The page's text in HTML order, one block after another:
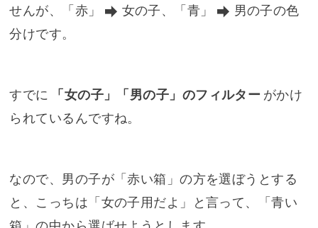
せんが、「赤」
女の子 、「青」 男の子の色
分けです。
すでに 「女の子」「男の子」のフィルター がかけ
られているんですね。
なので、男の子が「赤い箱」の方を選ぼうとする
と、こっちは「女の子用だよ」と言って、「青い